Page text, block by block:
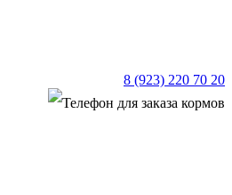
8 (923) 220 70 20